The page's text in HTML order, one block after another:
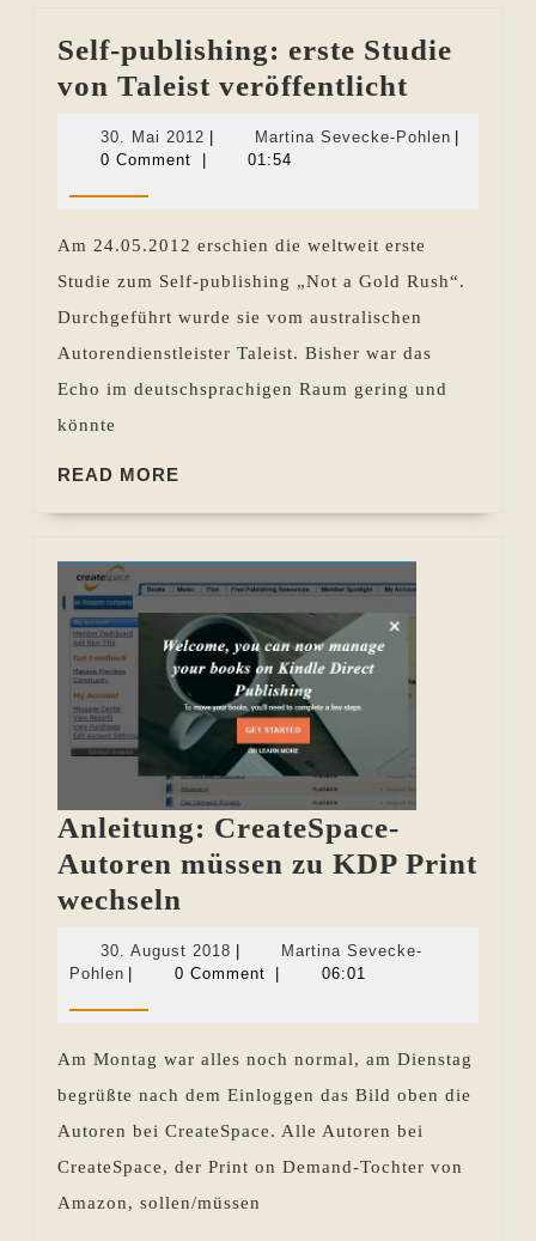
Self-publishing: erste Studie
von Taleist veröffentlicht
erste
30. Mai 2012 30.
Mai
| Martina Sevecke-Pohlen Martina
|
0 Comment
| 01:54
Am 24.05.2012 erschien die weltweit erste
Studie zum Self-publishing „Not a Gold Rush“.
Durchgeführt wurde sie vom australischen
Autorendienstleister Taleist. Bisher war das
Echo im deutschsprachigen Raum gering und
könnte
READ MORE
Anleitung: CreateSpace-
Autoren müssen zu KDP Print
wechseln
Autoren
wechseln
30. August 2018 30.
August
Martina Sevecke-
Pohlen Martina0 Comment 06:01
Am Montag war alles noch normal, am Dienstag
begrüßte nach dem Einloggen das Bild oben die
Autoren bei CreateSpace. Alle Autoren bei
CreateSpace, der Print on Demand-Tochter von
Amazon, sollen/müssen